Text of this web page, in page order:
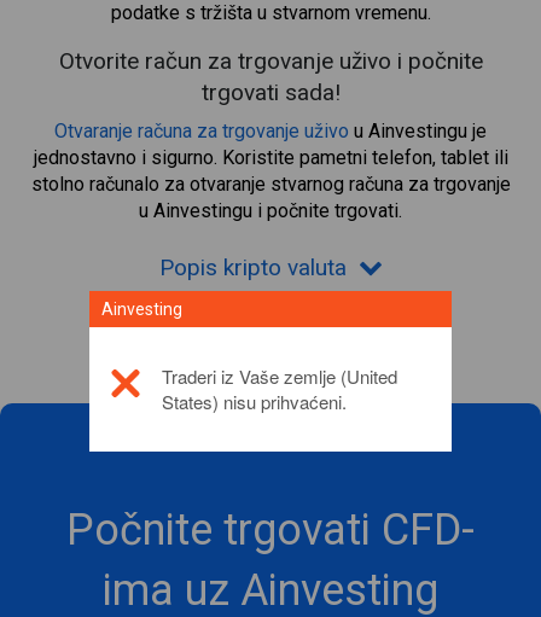
podatke s tržišta u stvarnom vremenu.
Otvorite račun za trgovanje uživo i počnite
trgovati sada!
Otvaranje računa za trgovanje uživo u Ainvestingu je
jednostavno i sigurno. Koristite pametni telefon, tablet ili
stolno računalo za otvaranje stvarnog računa za trgovanje
u Ainvestingu i počnite trgovati.
Popis kripto valuta
Počnite trgovati CFD-
ima uz Ainvesting
Ainvesting
Traderi iz Vaše zemlje (United
States) nisu prihvaćeni.